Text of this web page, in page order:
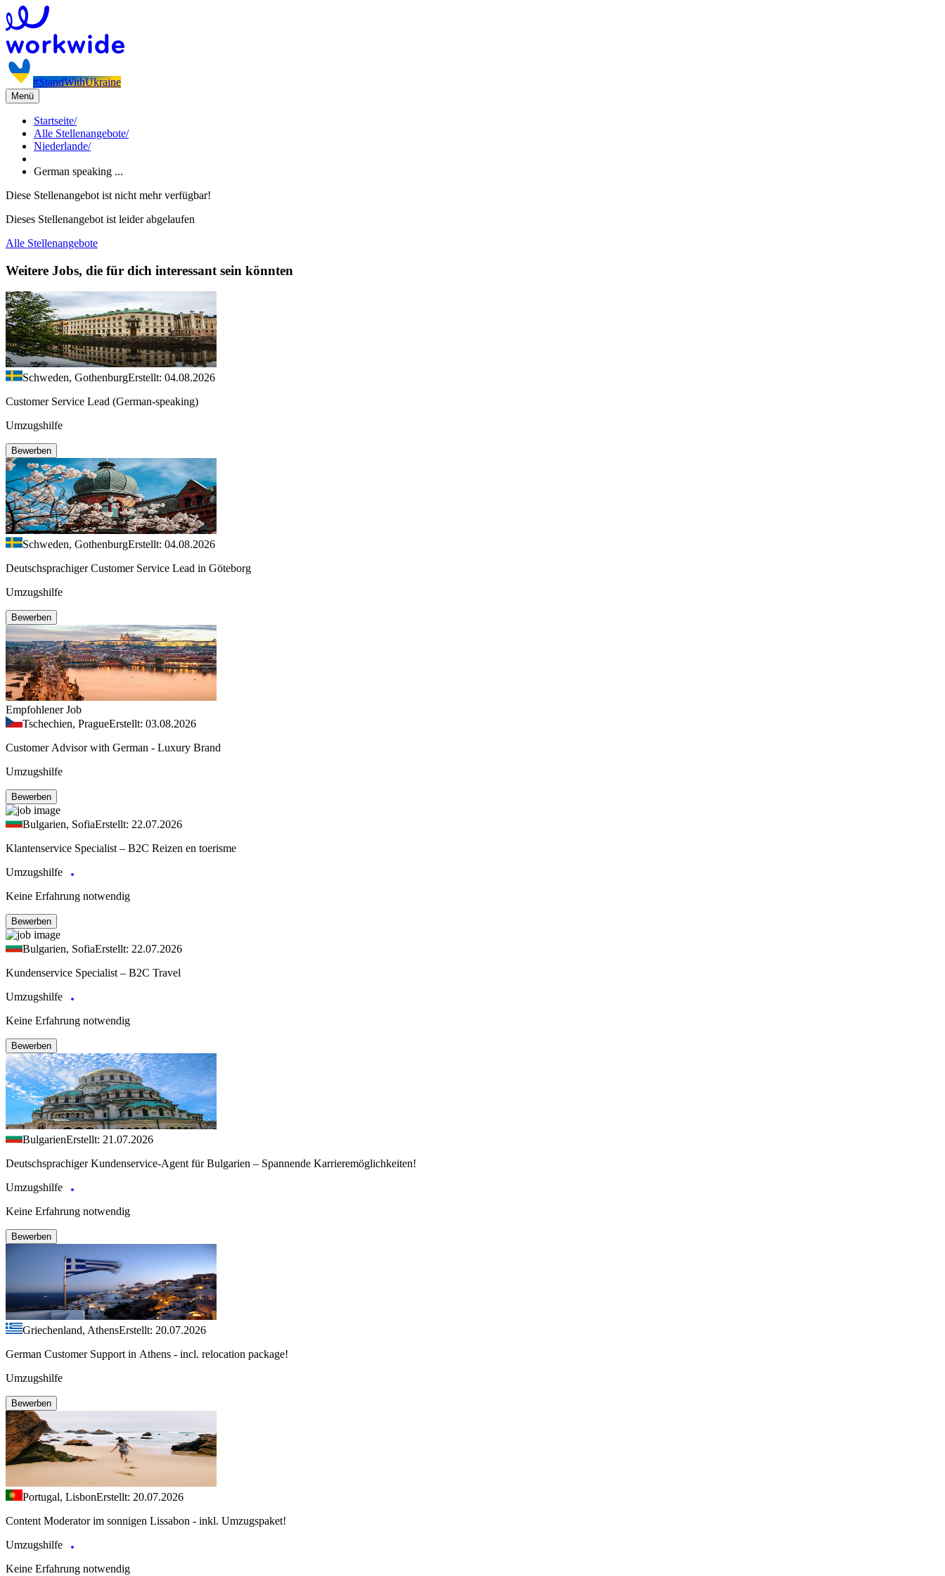
#StandWithUkraine
Menü
Startseite/
Alle Stellenangebote/
Niederlande/
German speaking ...
Diese Stellenangebot ist nicht mehr verfügbar!
Dieses Stellenangebot ist leider abgelaufen
Alle Stellenangebote
Weitere Jobs, die für dich interessant sein könnten
Schweden, GothenburgErstellt: 04.08.2026
Customer Service Lead (German-speaking)
Umzugshilfe
Bewerben
Schweden, GothenburgErstellt: 04.08.2026
Deutschsprachiger Customer Service Lead in Göteborg
Umzugshilfe
Bewerben
Empfohlener Job
Tschechien, PragueErstellt: 03.08.2026
Customer Advisor with German - Luxury Brand
Umzugshilfe
Bewerben
Bulgarien, SofiaErstellt: 22.07.2026
Klantenservice Specialist – B2C Reizen en toerisme
Umzugshilfe
Keine Erfahrung notwendig
Bewerben
Bulgarien, SofiaErstellt: 22.07.2026
Kundenservice Specialist – B2C Travel
Umzugshilfe
Keine Erfahrung notwendig
Bewerben
BulgarienErstellt: 21.07.2026
Deutschsprachiger Kundenservice-Agent für Bulgarien – Spannende Karrieremöglichkeiten!
Umzugshilfe
Keine Erfahrung notwendig
Bewerben
Griechenland, AthensErstellt: 20.07.2026
German Customer Support in Athens - incl. relocation package!
Umzugshilfe
Bewerben
Portugal, LisbonErstellt: 20.07.2026
Content Moderator im sonnigen Lissabon - inkl. Umzugspaket!
Umzugshilfe
Keine Erfahrung notwendig